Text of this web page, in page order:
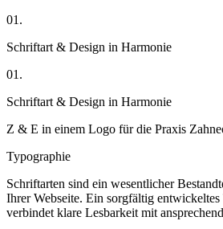
01.
Schriftart & Design in Harmonie
01.
Schriftart & Design in Harmonie
Z & E in einem Logo für die Praxis
Typographie
Schriftarten sind ein wesentlicher
Ihrer Webseite. Ein sorgfältig
verbindet klare Lesbarkeit mit